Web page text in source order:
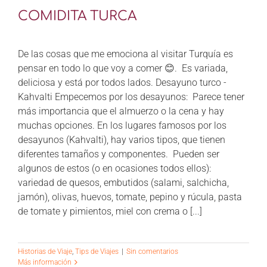
CONTÁCTANOS
COMIDITA TURCA
De las cosas que me emociona al visitar Turquía es
pensar en todo lo que voy a comer 😊. Es variada,
deliciosa y está por todos lados. Desayuno turco -
Kahvalti Empecemos por los desayunos: Parece tener
más importancia que el almuerzo o la cena y hay
muchas opciones. En los lugares famosos por los
desayunos (Kahvalti), hay varios tipos, que tienen
diferentes tamaños y componentes. Pueden ser
algunos de estos (o en ocasiones todos ellos):
variedad de quesos, embutidos (salami, salchicha,
jamón), olivas, huevos, tomate, pepino y rúcula, pasta
de tomate y pimientos, miel con crema o [...]
Historias de Viaje, Tips de Viajes
Sin comentarios
Más información